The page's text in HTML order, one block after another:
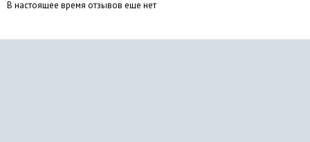
В настоящее время отзывов еще нет